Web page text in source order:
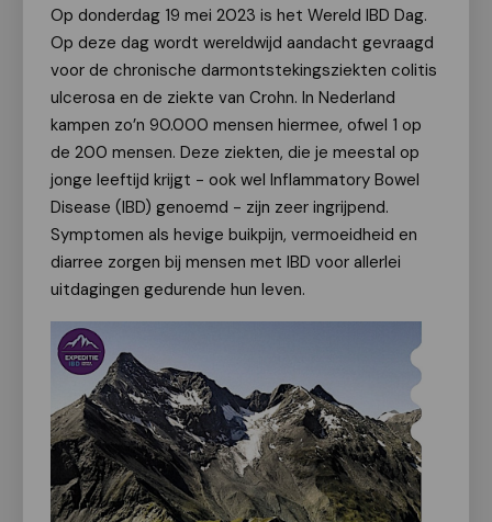
Op donderdag 19 mei 2023 is het Wereld IBD Dag.
Op deze dag wordt wereldwijd aandacht gevraagd
voor de chronische darmontstekingsziekten colitis
ulcerosa en de ziekte van Crohn. In Nederland
kampen zo’n 90.000 mensen hiermee, ofwel 1 op
de 200 mensen. Deze ziekten, die je meestal op
jonge leeftijd krijgt - ook wel Inflammatory Bowel
Disease (IBD) genoemd - zijn zeer ingrijpend.
Symptomen als hevige buikpijn, vermoeidheid en
diarree zorgen bij mensen met IBD voor allerlei
uitdagingen gedurende hun leven.